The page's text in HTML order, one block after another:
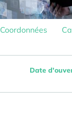
Coordonnées
Date